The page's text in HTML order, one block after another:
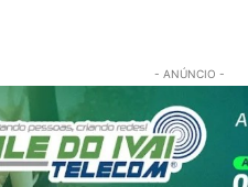
- ANÚNCIO -